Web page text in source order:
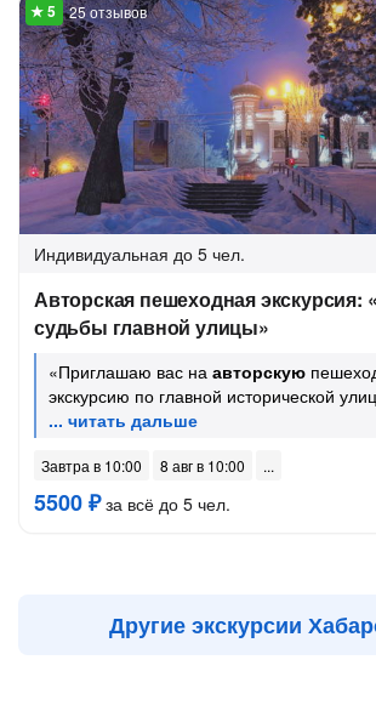
25 отзывов
Индивидуальная до 5 чел.
Авторская пешеходная экскурсия:
судьбы главной улицы»
«Приглашаю вас на авторскую
экскурсию по главной исторической
Завтра в 10:00 8 авг в 10:00
5500 ₽за всё до 5 чел.
Другие экскурсии